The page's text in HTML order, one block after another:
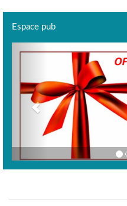
Espace pub